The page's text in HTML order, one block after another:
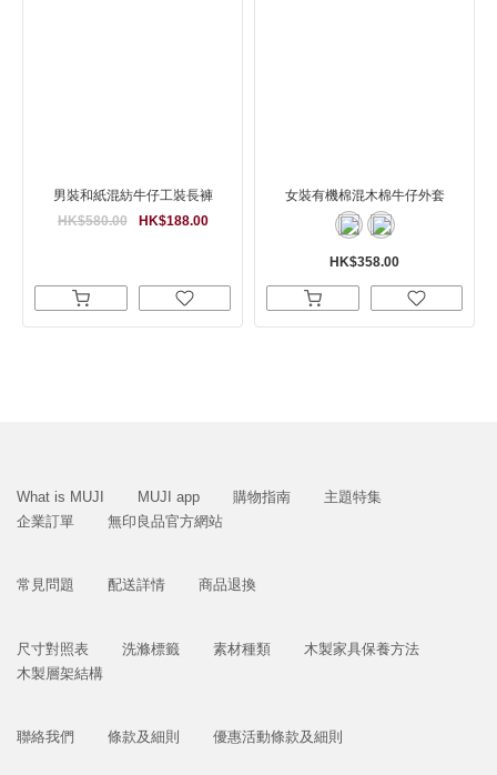
男裝和紙混紡牛仔工裝長褲
HK$188.00
HK$580.00
女裝有機棉混木棉牛仔外套
HK$358.00
What is MUJI MUJI app 購物指南
主題特集
企業訂單
無印良品官方網站
常見問題 配送詳情 商品退換
尺寸對照表 洗滌標籤 素材種類
木製家具保養方法
木製層架結構
聯絡我們 條款及細則 優惠活動條款及細則